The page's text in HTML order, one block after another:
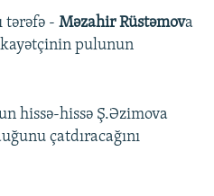
tərəfə -Məzahir Rüstəmova
pulunun
hissə-hissə Ş.Əzimova
çatdıracağını